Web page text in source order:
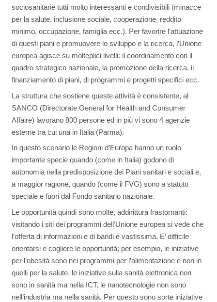
sociosanitarie tutti molto interessanti e condivisibili (minacce
per la salute, inclusione sociale, cooperazione, reddito
minimo, occupazione, famiglia ecc.). Per favorire l’attuazione
di questi piani e promuovere lo sviluppo e la ricerca, l’Unione
europea agisce su molteplici livelli: il coordinamento con il
quadro strategico nazionale, la promozione della ricerca, il
finanziamento di piani, di programmi e progetti specifici ecc.
La struttura che sostiene queste attività è consistente, al
SANCO (Directorate General for Health and Consumer
Affaire) lavorano 800 persone ed in più vi sono 4 agenzie
esterne tra cui una in Italia (Parma).
In questo scenario le Regioni d’Europa hanno un ruolo
importante specie quando (come in Italia) godono di
autonomia nella predisposizione dei Piani sanitari e sociali e,
a maggior ragione, quando (come il FVG) sono a statuto
speciale e fuori dal Fondo sanitario nazionale.
Le opportunità quindi sono molte, addirittura frastornanti:
visitando i siti dei programmi dell’Unione europea si vede che
l’offerta di informazioni e di bandi è vastissima. E’ difficile
orientarsi e cogliere le opportunità; per esempio, le iniziative
per l’obesità sono nei programmi per l’alimentazione e non in
quelli per la salute, le iniziative sulla sanità elettronica non
sono in sanità ma nella ICT, le nanotecnologie non sono
nell’industria ma nella sanità. Per questo sono sorte iniziative